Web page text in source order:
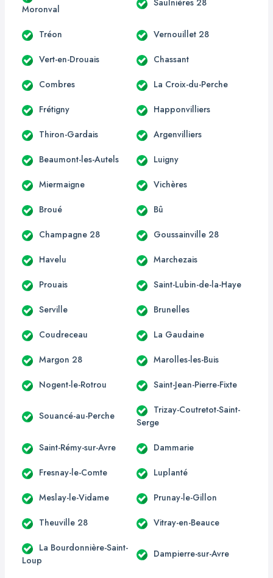
Moronval
Saulnières 28
Tréon Vernouillet 28
Vert-en-Drouais Chassant
Combres La Croix-du-Perche
Frétigny Happonvilliers
Thiron-Gardais Argenvilliers
Beaumont-les-Autels Luigny
Miermaigne Vichères
Broué Bû
Champagne 28 Goussainville 28
Havelu Marchezais
Prouais Saint-Lubin-de-la-Haye
Serville Brunelles
Coudreceau La Gaudaine
Margon 28 Marolles-les-Buis
Nogent-le-Rotrou Saint-Jean-Pierre-Fixte
Souancé-au-Perche
Trizay-Coutretot-Saint-
Serge
Saint-Rémy-sur-Avre Dammarie
Fresnay-le-Comte Luplanté
Meslay-le-Vidame Prunay-le-Gillon
Theuville 28 Vitray-en-Beauce
La Bourdonnière-Saint-
Loup
Dampierre-sur-Avre